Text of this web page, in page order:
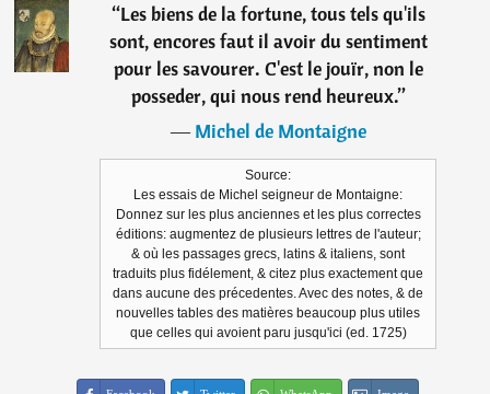
“Les biens de la fortune, tous tels qu'ils
sont, encores faut il avoir du sentiment
pour les savourer. C'est le jouïr, non le
posseder, qui nous rend heureux.”
―Michel de Montaigne
Source:
Les essais de Michel seigneur de Montaigne:
Donnez sur les plus anciennes et les plus correctes
éditions: augmentez de plusieurs lettres de l'auteur;
& où les passages grecs, latins & italiens, sont
traduits plus fidélement, & citez plus exactement que
dans aucune des précedentes. Avec des notes, & de
nouvelles tables des matières beaucoup plus utiles
que celles qui avoient paru jusqu'ici (ed. 1725)